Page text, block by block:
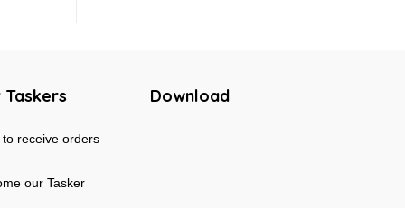
Taskers
to receive orders
our Tasker
Download